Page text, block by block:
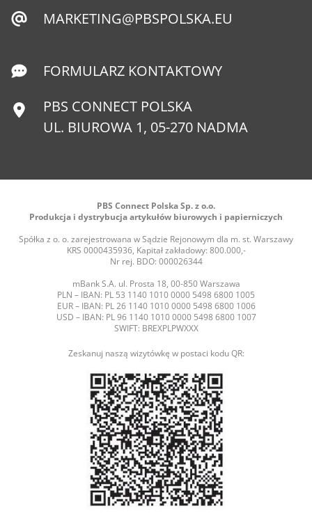
MARKETING@PBSPOLSKA.EU
FORMULARZ KONTAKTOWY
PBS CONNECT POLSKA
UL. BIUROWA 1, 05-270 NADMA
PBS Connect Polska Sp. z o.o.
Produkcja i dystrybucja artykułów biurowych i papierniczych
Spółka z o. o. zarejestrowana w Sądzie Rejonowym dla m. st. Warszawy
KRS 0000435936, Kapitał zakładowy: 800.000,-
Nr rej. BDO: 000026344
mBank S.A. ul. Prosta 18, 00-850 Warszawa
PLN – IBAN: PL 53 1140 1010 0000 5498 6800 1005
EUR – IBAN: PL 26 1140 1010 0000 5498 6800 1006
USD – IBAN: PL 96 1140 1010 0000 5498 6800 1007
SWIFT: BREXPLPWXXX
Zeskanuj naszą wizytówkę w postaci kodu QR: